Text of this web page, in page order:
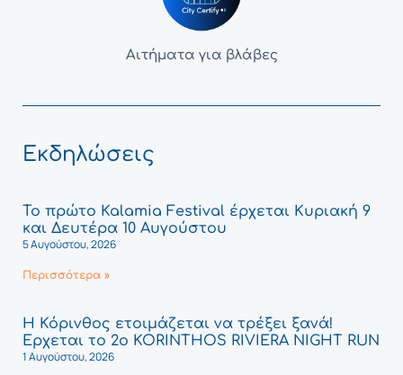
Αιτήματα για βλάβες
Εκδηλώσεις
Το πρώτο Kalamia Festival έρχεται Κυριακή 9
και Δευτέρα 10 Αυγούστου
5 Αυγούστου, 2026
Περισσότερα »
Η Κόρινθος ετοιμάζεται να τρέξει ξανά!
Έρχεται το 2ο KORINTHOS RIVIERA NIGHT RUN
1 Αυγούστου, 2026